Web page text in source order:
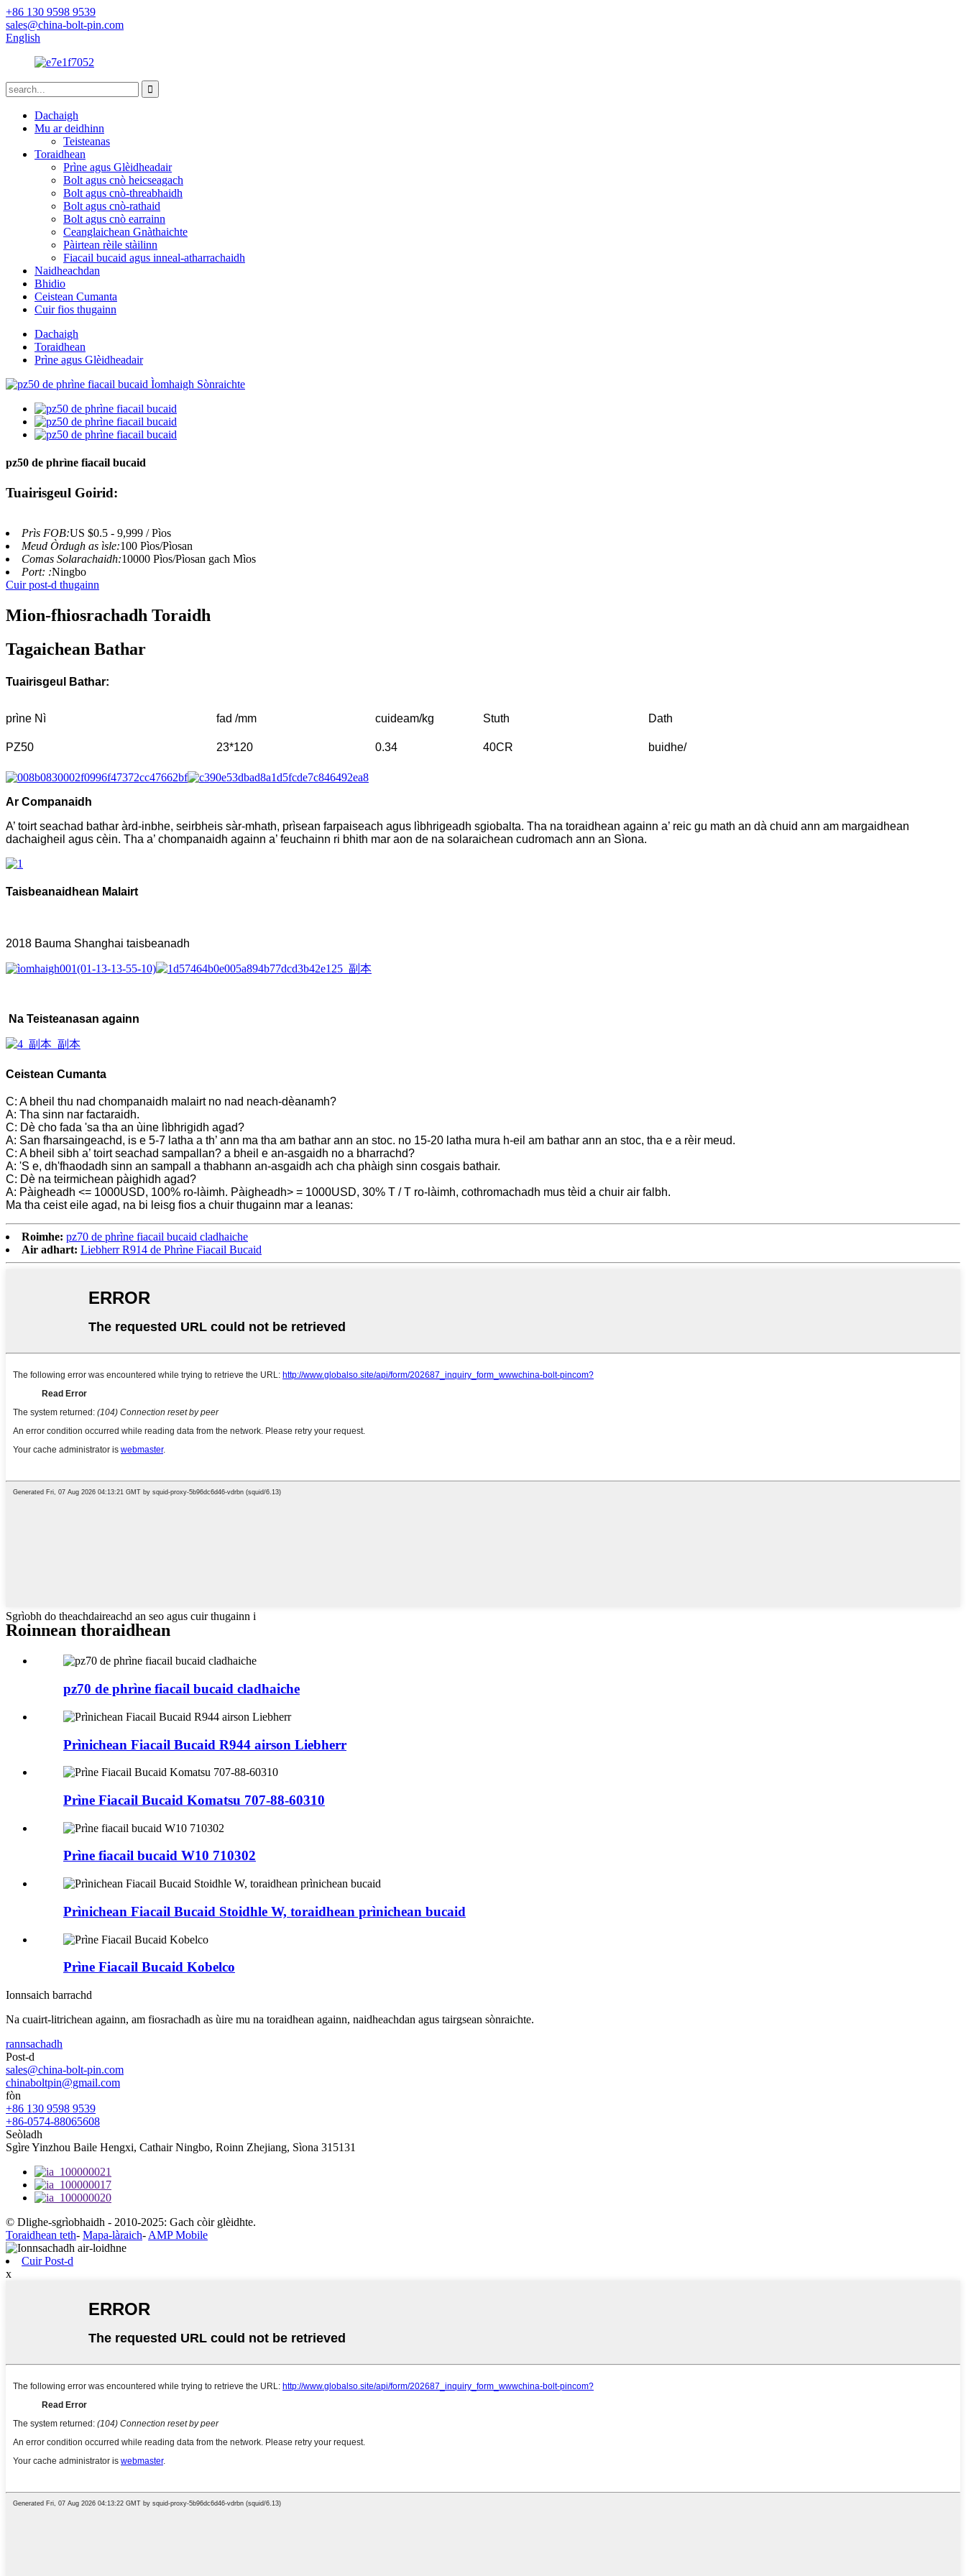
+86 130 9598 9539
sales@china-bolt-pin.com
English
Dachaigh
Mu ar deidhinn
Teisteanas
Toraidhean
Prìne agus Glèidheadair
Bolt agus cnò heicseagach
Bolt agus cnò-threabhaidh
Bolt agus cnò-rathaid
Bolt agus cnò earrainn
Ceanglaichean Gnàthaichte
Pàirtean rèile stàilinn
Fiacail bucaid agus inneal-atharrachaidh
Naidheachdan
Bhidio
Ceistean Cumanta
Cuir fios thugainn
Dachaigh
Toraidhean
Prìne agus Glèidheadair
pz50 de phrìne fiacail bucaid
Tuairisgeul Goirid:
Prìs FOB:US $0.5 - 9,999 / Pìos
Meud Òrdugh as ìsle:100 Pìos/Pìosan
Comas Solarachaidh:10000 Pìos/Pìosan gach Mìos
Port: :Ningbo
Cuir post-d thugainn
Mion-fhiosrachadh Toraidh
Tagaichean Bathar
Tuairisgeul Bathar:
prìne Nì fad /mm cuideam/kg Stuth Dath
PZ50 23*120 0.34 40CR buidhe/
Ar Companaidh
A’ toirt seachad bathar àrd-inbhe, seirbheis sàr-mhath, prìsean farpaiseach agus lìbhrigeadh sgiobalta. Tha na toraidhean againn a’ reic gu math an dà chuid ann am margaidhean
dachaigheil agus cèin. Tha a’ chompanaidh againn a’ feuchainn ri bhith mar aon de na solaraichean cudromach ann an Sìona.
Taisbeanaidhean Malairt
2018 Bauma Shanghai taisbeanadh
Na Teisteanasan againn
Ceistean Cumanta
C: A bheil thu nad chompanaidh malairt no nad neach-dèanamh?
A: Tha sinn nar factaraidh.
C: Dè cho fada 'sa tha an ùine lìbhrigidh agad?
A: San fharsaingeachd, is e 5-7 latha a th’ ann ma tha am bathar ann an stoc. no 15-20 latha mura h-eil am bathar ann an stoc, tha e a rèir meud.
C: A bheil sibh a’ toirt seachad sampallan? a bheil e an-asgaidh no a bharrachd?
A: 'S e, dh'fhaodadh sinn an sampall a thabhann an-asgaidh ach cha phàigh sinn cosgais bathair.
C: Dè na teirmichean pàighidh agad?
A: Pàigheadh <= 1000USD, 100% ro-làimh. Pàigheadh> = 1000USD, 30% T / T ro-làimh, cothromachadh mus tèid a chuir air falbh.
Ma tha ceist eile agad, na bi leisg fios a chuir thugainn mar a leanas:
Roimhe: pz70 de phrìne fiacail bucaid cladhaiche
Air adhart: Liebherr R914 de Phrìne Fiacail Bucaid
Sgrìobh do theachdaireachd an seo agus cuir thugainn i
Roinnean thoraidhean
pz70 de phrìne fiacail bucaid cladhaiche
Prìnichean Fiacail Bucaid R944 airson Liebherr
Prìne Fiacail Bucaid Komatsu 707-88-60310
Prìne fiacail bucaid W10 710302
Prìnichean Fiacail Bucaid Stoidhle W, toraidhean prìnichean bucaid
Prìne Fiacail Bucaid Kobelco
Ionnsaich barrachd
Na cuairt-litrichean againn, am fiosrachadh as ùire mu na toraidhean againn, naidheachdan agus tairgsean sònraichte.
rannsachadh
Post-d
sales@china-bolt-pin.com
chinaboltpin@gmail.com
fòn
+86 130 9598 9539
+86-0574-88065608
Seòladh
Sgìre Yinzhou Baile Hengxi, Cathair Ningbo, Roinn Zhejiang, Sìona 315131
© Dlighe-sgrìobhaidh - 2010-2025: Gach còir glèidhte.
Toraidhean teth- Mapa-làraich- AMP Mobile
Cuir Post-d
x